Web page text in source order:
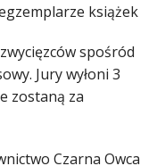
książek
spośród
Jury wyłoni 3
zostaną za
Czarna Owca